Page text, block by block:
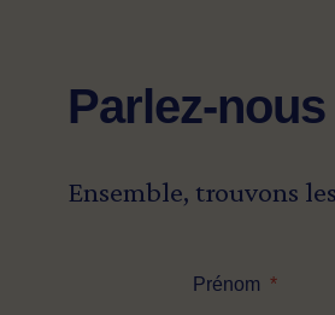
Parlez-
Ensemble, trouvons
Prénom *